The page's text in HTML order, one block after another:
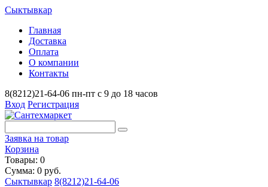
Сыктывкар
Главная
Доставка
Оплата
О компании
Контакты
8(8212)21-64-06 пн-пт с 9 до 18 часов
Вход Регистрация
Заявка на товар
Корзина
Товары: 0
Сумма: 0 руб.
Сыктывкар 8(8212)21-64-06